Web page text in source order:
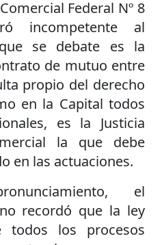
Federal Nº 8
incompetente al
se debate es la
de mutuo entre
propio del derecho
en la Capital todos
es la Justicia
la que debe
en las actuaciones.
el
recordó que la ley
todos los procesos